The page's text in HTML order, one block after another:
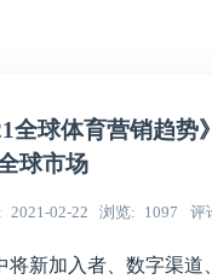
全球体育营销趋势
球市场
2021-02-22 浏览 1097 评
将新加入者、数字渠道